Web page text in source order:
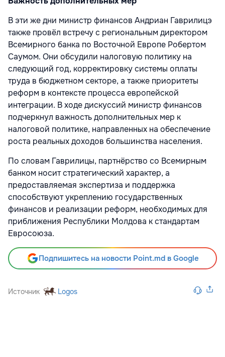
В эти же дни министр финансов Андриан Гаврилицэ
также провёл встречу с региональным директором
Всемирного банка по Восточной Европе Робертом
Саумом. Они обсудили налоговую политику на
следующий год, корректировку системы оплаты
труда в бюджетном секторе, а также приоритеты
реформ в контексте процесса европейской
интеграции. В ходе дискуссий министр финансов
подчеркнул важность дополнительных мер к
налоговой политике, направленных на обеспечение
роста реальных доходов большинства населения.
По словам Гаврилицы, партнёрство со Всемирным
банком носит стратегический характер, а
предоставляемая экспертиза и поддержка
способствуют укреплению государственных
финансов и реализации реформ, необходимых для
приближения Республики Молдова к стандартам
Евросоюза.
Подпишитесь на новости Point.md в Google
Источник Logos